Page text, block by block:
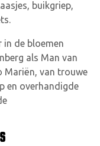
buikgriep,
de bloemen
als Man van
Mariën, van trouwe
en overhandigde